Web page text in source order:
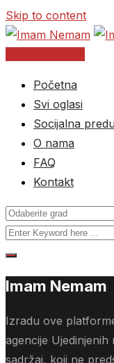
Skip to content
Početna
Svi oglasi
Socijalna
O nama
FAQ
Kontakt
Imam Nemam
Izradu ove
agencije
sadržaj, koji ne